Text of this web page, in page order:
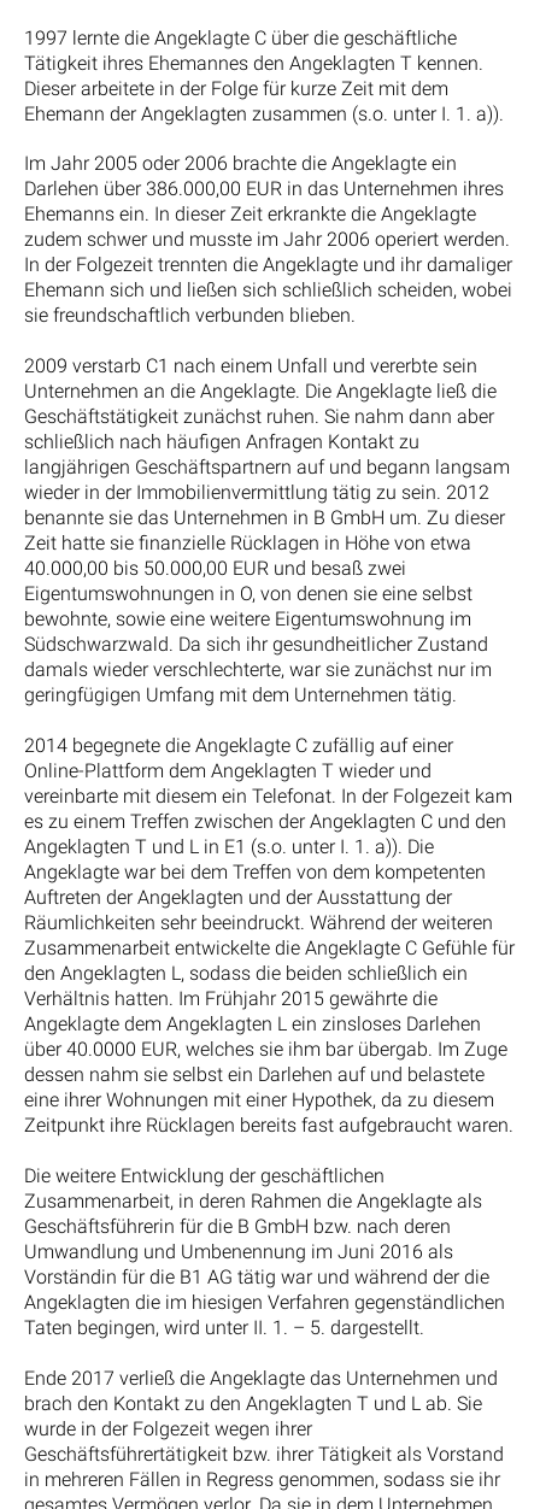
1997 lernte die Angeklagte C über die geschäftliche
Tätigkeit ihres Ehemannes den Angeklagten T kennen.
Dieser arbeitete in der Folge für kurze Zeit mit dem
Ehemann der Angeklagten zusammen (s.o. unter I. 1. a)).
Im Jahr 2005 oder 2006 brachte die Angeklagte ein
Darlehen über 386.000,00 EUR in das Unternehmen ihres
Ehemanns ein. In dieser Zeit erkrankte die Angeklagte
zudem schwer und musste im Jahr 2006 operiert werden.
In der Folgezeit trennten die Angeklagte und ihr damaliger
Ehemann sich und ließen sich schließlich scheiden, wobei
sie freundschaftlich verbunden blieben.
2009 verstarb C1 nach einem Unfall und vererbte sein
Unternehmen an die Angeklagte. Die Angeklagte ließ die
Geschäftstätigkeit zunächst ruhen. Sie nahm dann aber
schließlich nach häufigen Anfragen Kontakt zu
langjährigen Geschäftspartnern auf und begann langsam
wieder in der Immobilienvermittlung tätig zu sein. 2012
benannte sie das Unternehmen in B GmbH um. Zu dieser
Zeit hatte sie finanzielle Rücklagen in Höhe von etwa
40.000,00 bis 50.000,00 EUR und besaß zwei
Eigentumswohnungen in O, von denen sie eine selbst
bewohnte, sowie eine weitere Eigentumswohnung im
Südschwarzwald. Da sich ihr gesundheitlicher Zustand
damals wieder verschlechterte, war sie zunächst nur im
geringfügigen Umfang mit dem Unternehmen tätig.
2014 begegnete die Angeklagte C zufällig auf einer
Online-Plattform dem Angeklagten T wieder und
vereinbarte mit diesem ein Telefonat. In der Folgezeit kam
es zu einem Treffen zwischen der Angeklagten C und den
Angeklagten T und L in E1 (s.o. unter I. 1. a)). Die
Angeklagte war bei dem Treffen von dem kompetenten
Auftreten der Angeklagten und der Ausstattung der
Räumlichkeiten sehr beeindruckt. Während der weiteren
Zusammenarbeit entwickelte die Angeklagte C Gefühle für
den Angeklagten L, sodass die beiden schließlich ein
Verhältnis hatten. Im Frühjahr 2015 gewährte die
Angeklagte dem Angeklagten L ein zinsloses Darlehen
über 40.0000 EUR, welches sie ihm bar übergab. Im Zuge
dessen nahm sie selbst ein Darlehen auf und belastete
eine ihrer Wohnungen mit einer Hypothek, da zu diesem
Zeitpunkt ihre Rücklagen bereits fast aufgebraucht waren.
Die weitere Entwicklung der geschäftlichen
Zusammenarbeit, in deren Rahmen die Angeklagte als
Geschäftsführerin für die B GmbH bzw. nach deren
Umwandlung und Umbenennung im Juni 2016 als
Vorständin für die B1 AG tätig war und während der die
Angeklagten die im hiesigen Verfahren gegenständlichen
Taten begingen, wird unter II. 1. – 5. dargestellt.
Ende 2017 verließ die Angeklagte das Unternehmen und
brach den Kontakt zu den Angeklagten T und L ab. Sie
wurde in der Folgezeit wegen ihrer
Geschäftsführertätigkeit bzw. ihrer Tätigkeit als Vorstand
in mehreren Fällen in Regress genommen, sodass sie ihr
gesamtes Vermögen verlor. Da sie in dem Unternehmen